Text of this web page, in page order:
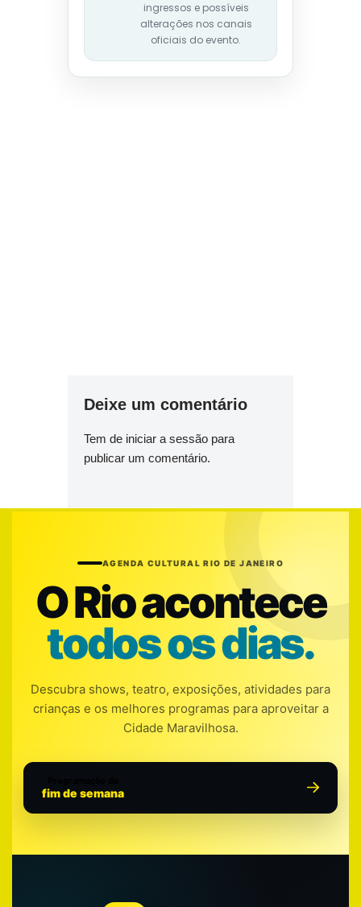
ingressos e possíveis
alterações nos canais
oficiais do evento.
Deixe um comentário
Tem de iniciar a sessão para
publicar um comentário.
AGENDA CULTURAL RIO DE JANEIRO
O Rio acontece
todos os dias.
Descubra shows, teatro, exposições, atividades para
crianças e os melhores programas para aproveitar a
Cidade Maravilhosa.
fim de semana